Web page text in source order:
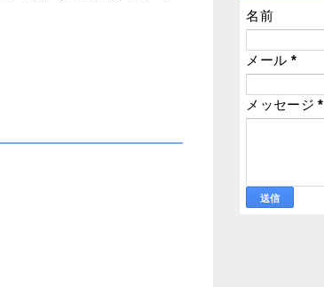
名前
メール *
メッセージ*